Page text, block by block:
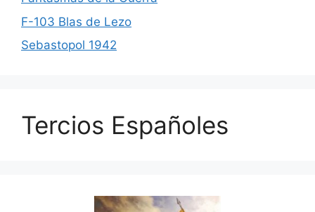
F-103 Blas de Lezo
Sebastopol 1942
Tercios Españoles